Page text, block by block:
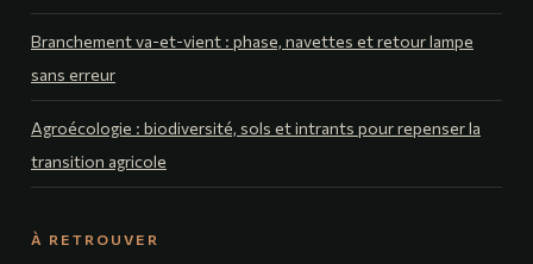
Branchement va-et-vient : phase, navettes et retour lampe
sans erreur
Agroécologie : biodiversité, sols et intrants pour repenser la
transition agricole
À RETROUVER